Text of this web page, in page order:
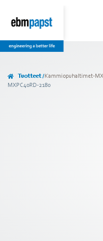
Tuotteet /Kammiopuhaltimet-
MXPC40RD-2180